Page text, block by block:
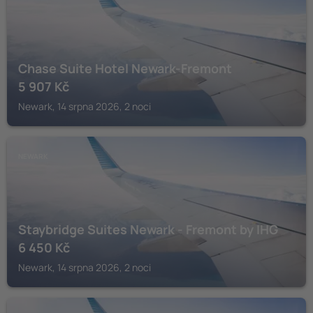
Chase Suite Hotel Newark-Fremont
5 907 Kč
Newark, 14 srpna 2026, 2 noci
Staybridge Suites Newark - Fremont by IHG
6 450 Kč
Newark, 14 srpna 2026, 2 noci